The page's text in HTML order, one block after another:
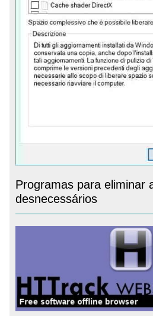
Programas para eliminar
desnecessários